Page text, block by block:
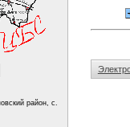
район, с.